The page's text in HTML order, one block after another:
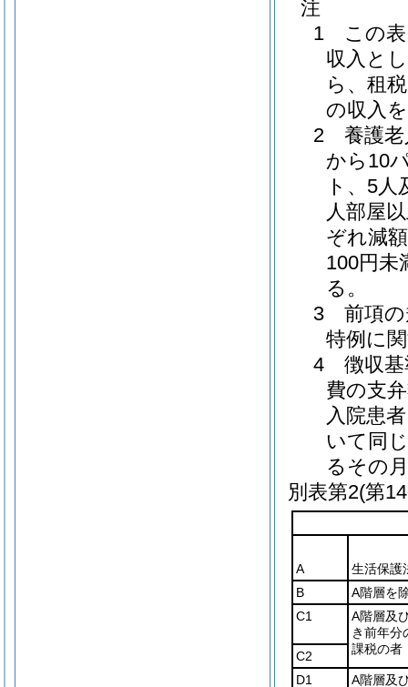
注
1 この表
収入と
ら、租
の収入
2 養護老
から10
ト、5
人部屋
ぞれ減
100円未
る。
3 前項の
特例に
4 徴収基
費の支
入院患
いて同
るその
別表第2(第
A
生活保護
B
A階層を
C1
A階層及
き前年分
課税の者
C2
D1
A階層及